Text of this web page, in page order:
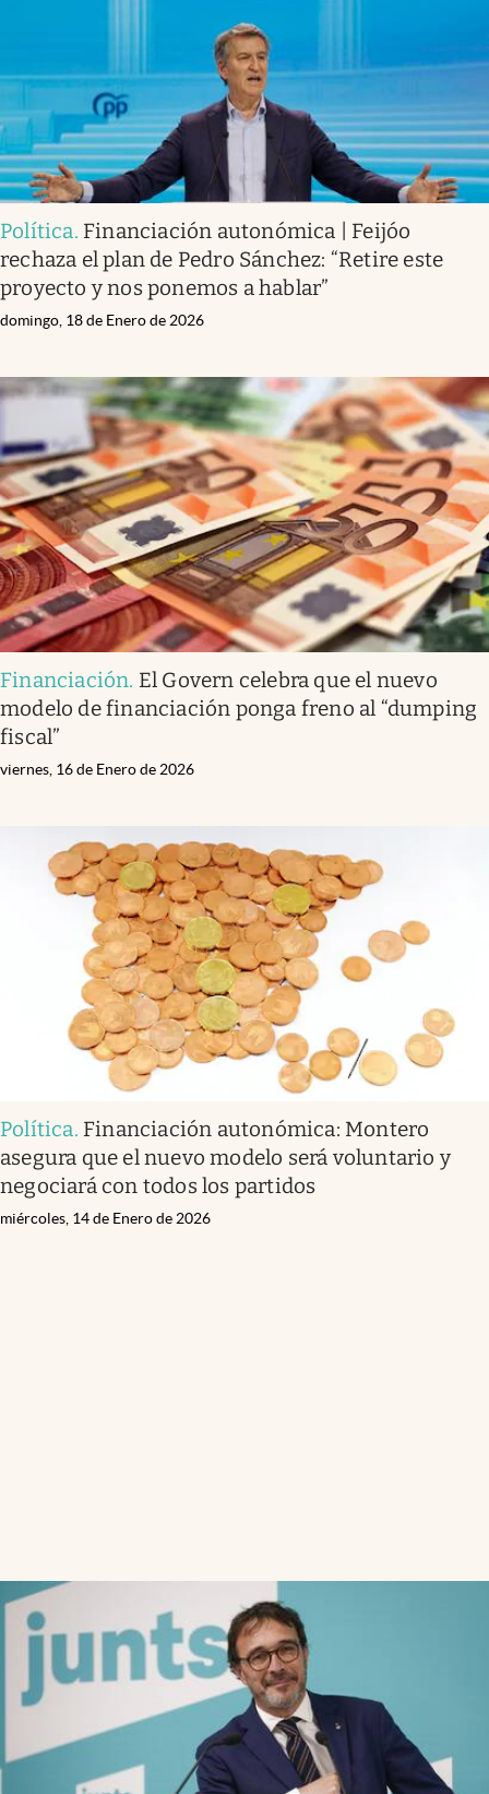
Política. Financiación autonómica | Feijóo
rechaza el plan de Pedro Sánchez: “Retire este
proyecto y nos ponemos a hablar”
domingo, 18 de Enero de 2026
Financiación. El Govern celebra que el nuevo
modelo de financiación ponga freno al “dumping
fiscal”
viernes, 16 de Enero de 2026
Política. Financiación autonómica: Montero
asegura que el nuevo modelo será voluntario y
negociará con todos los partidos
miércoles, 14 de Enero de 2026